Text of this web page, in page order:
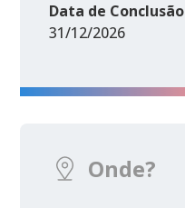
Data de Conclusão
31/12/2026
Onde?